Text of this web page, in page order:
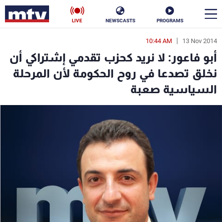
PROGRAMS
NEWSCASTS
LIVE
13 Nov 2014
10:44 AM
أبو فاعور: لا نريد كحزب تقدمي إشتراكي أن
نخلق تصدعا في روح الحكومة لأن المرحلة
السياسية صعبة
en
الأخبار
سياسة
رياضة
البرامج
جدول البرامج